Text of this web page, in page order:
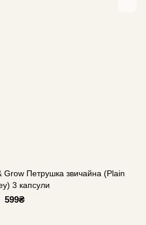
Grow Петрушка звичайна (Plain
3 капсули
599₴